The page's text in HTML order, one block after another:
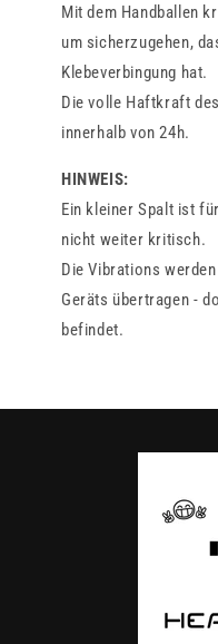
Mit dem Handballen
um sicherzugehen,
Klebeverbingung hat.
Die volle Haftkraft
innerhalb von 24h.
HINWEIS:
Ein kleiner Spalt ist
nicht weiter kritisch.
Die Vibrations
Geräts übertragen -
befindet.